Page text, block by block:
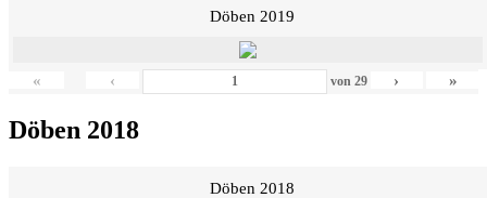
Döben 2019
« ‹ von 29 › »
Döben 2018
Döben 2018